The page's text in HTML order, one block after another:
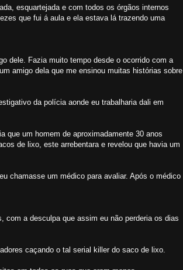
esquartejada e com todos os órgãos internos
que fui á aula e ela estava lá trazendo uma
dele. Fazia muito tempo desde o ocorrido com a
amigo dela que me ensinou muitas histórias sobre
da polícia aonde eu trabalharia dali em
que um homem de aproximadamente 30 anos
de lixo, este arrebentara e revelou que havia um
chamasse um médico para avaliar. Após o médico
com a desculpa que assim eu não perderia os dias
caçando o tal serial killer do saco de lixo.